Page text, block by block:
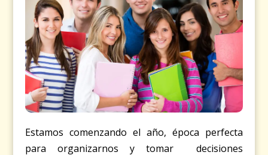
Estamos comenzando el año, época perfecta
para organizarnos y tomar decisiones